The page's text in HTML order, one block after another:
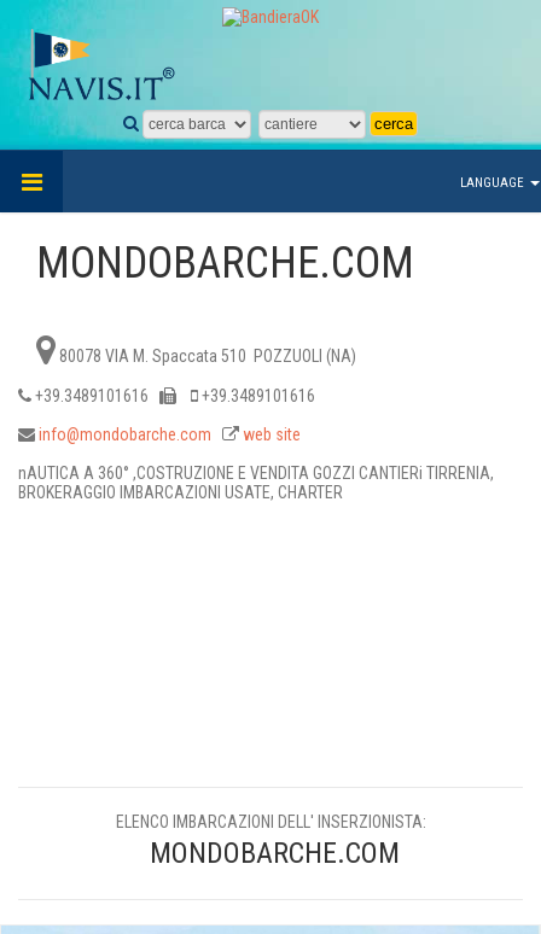
LANGUAGE
MONDOBARCHE.COM
80078 VIA M. Spaccata 510 POZZUOLI (NA)
+39.3489101616
+39.3489101616
info@mondobarche.com
web site
nAUTICA A 360° ,COSTRUZIONE E VENDITA GOZZI CANTIERi TIRRENIA,
BROKERAGGIO IMBARCAZIONI USATE, CHARTER
ELENCO IMBARCAZIONI DELL' INSERZIONISTA:
MONDOBARCHE.COM